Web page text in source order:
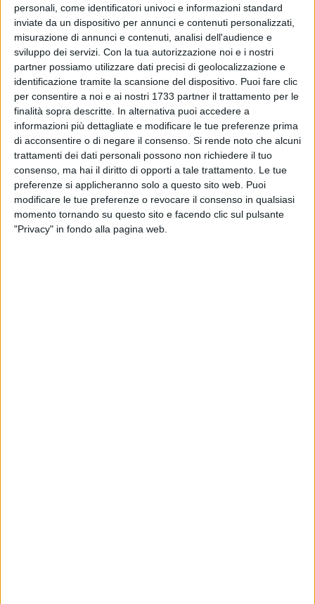
personali, come identificatori univoci e informazioni standard
inviate da un dispositivo per annunci e contenuti personalizzati,
misurazione di annunci e contenuti, analisi dell'audience e
sviluppo dei servizi. Con la tua autorizzazione noi e i nostri
partner possiamo utilizzare dati precisi di geolocalizzazione e
identificazione tramite la scansione del dispositivo. Puoi fare clic
per consentire a noi e ai nostri 1733 partner il trattamento per le
finalità sopra descritte. In alternativa puoi accedere a
informazioni più dettagliate e modificare le tue preferenze prima
di acconsentire o di negare il consenso. Si rende noto che alcuni
trattamenti dei dati personali possono non richiedere il tuo
consenso, ma hai il diritto di opporti a tale trattamento. Le tue
preferenze si applicheranno solo a questo sito web. Puoi
modificare le tue preferenze o revocare il consenso in qualsiasi
momento tornando su questo sito e facendo clic sul pulsante
"Privacy" in fondo alla pagina web.
7
«Al fine di evitare ogni inconveniente per possibili rischi
legati ai festeggiamenti del capodanno, si invitano gli utenti
a posticipare l'esposizione di mercoledì 31 per il
conferimento della frazione umida nella fascia oraria dalle
ore 1.00 alle ore 2.00.
In caso di impossibilità a conferire i rifiuti nella fascia oraria
su indicata è possibile recarsi presso il Centro di Raccolta
che osserverà un'apertura straordinaria nel giorno di
capodanno dalle ore 9.00 alle ore 12.00».